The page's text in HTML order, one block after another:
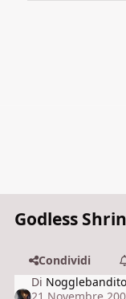
Godless
Condividi
Di